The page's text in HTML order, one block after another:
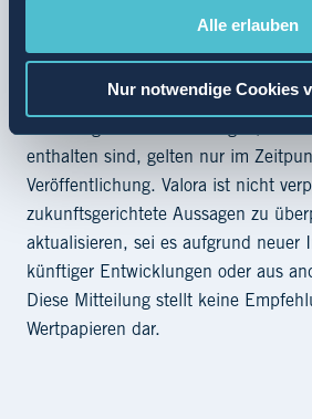
Alle erlauben
Nur notwendige Cookies
werden. Die Informationen,
enthalten sind, gelten nur im
Veröffentlichung. Valora ist nicht
zukunftsgerichtete Aussagen zu
aktualisieren, sei es aufgrund neuer
künftiger Entwicklungen oder aus
Diese Mitteilung stellt keine
Wertpapieren dar.